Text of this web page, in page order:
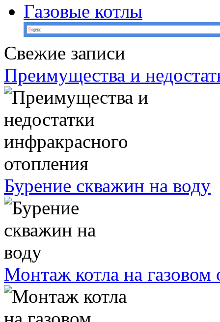
Газовые котлы
Свежие записи
Преимущества и
Бурение скважин на воду
Монтаж котла на газовом